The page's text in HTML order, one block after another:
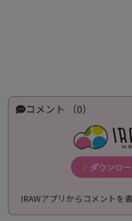
コメント （0）
IRAWアプリからコメントを